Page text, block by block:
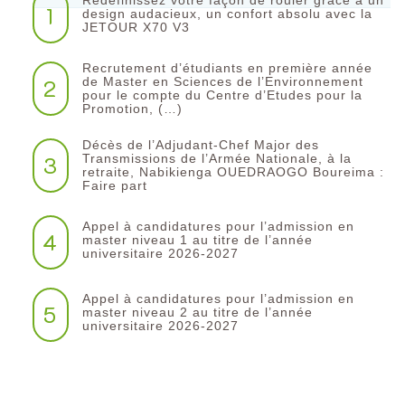
1
design audacieux, un confort absolu avec la
JETOUR X70 V3
2
Recrutement d’étudiants en première année
de Master en Sciences de l’Environnement
pour le compte du Centre d’Etudes pour la
Promotion, (…)
3
Décès de l’Adjudant-Chef Major des
Transmissions de l’Armée Nationale, à la
retraite, Nabikienga OUEDRAOGO Boureima :
Faire part
4
Appel à candidatures pour l’admission en
master niveau 1 au titre de l’année
universitaire 2026-2027
5
Appel à candidatures pour l’admission en
master niveau 2 au titre de l’année
universitaire 2026-2027